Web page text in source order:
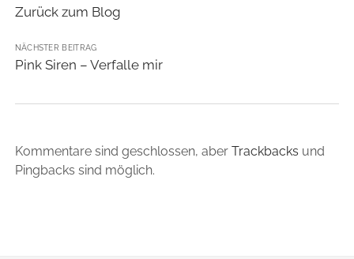
Zurück zum Blog
NÄCHSTER BEITRAG
Pink Siren – Verfalle mir
Kommentare sind geschlossen, aber Trackbacks und
Pingbacks sind möglich.